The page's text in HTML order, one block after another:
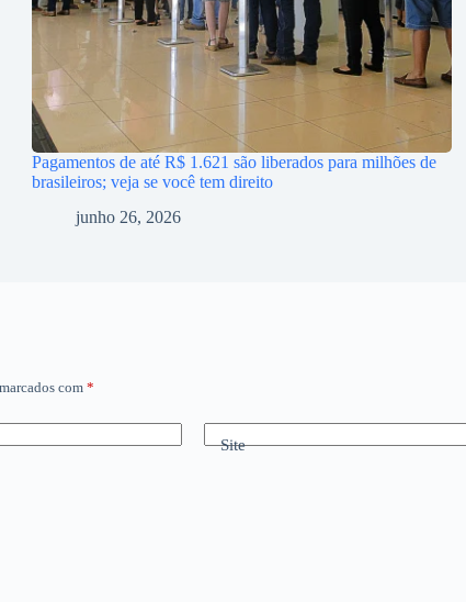
Pagamentos de até R$ 1.621 são liberados para milhões de
brasileiros; veja se você tem direito
junho 26, 2026
com *
Site